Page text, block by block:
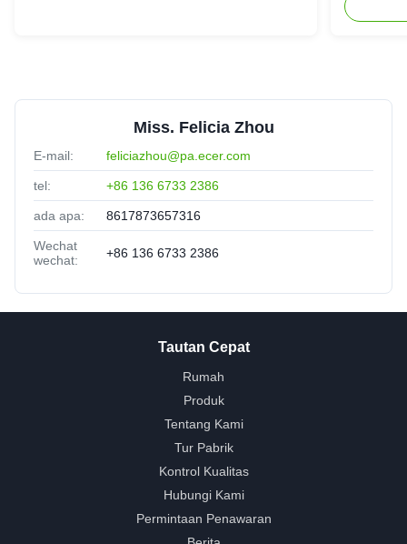
Miss. Felicia Zhou
E-mail: feliciazhou@pa.ecer.com
tel: +86 136 6733 2386
ada apa: 8617873657316
Wechat
wechat:
+86 136 6733 2386
Tautan Cepat
Rumah
Produk
Tentang Kami
Tur Pabrik
Kontrol Kualitas
Hubungi Kami
Permintaan Penawaran